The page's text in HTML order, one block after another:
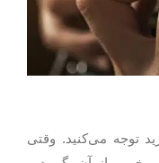
توجه می‌کنید. وقتی